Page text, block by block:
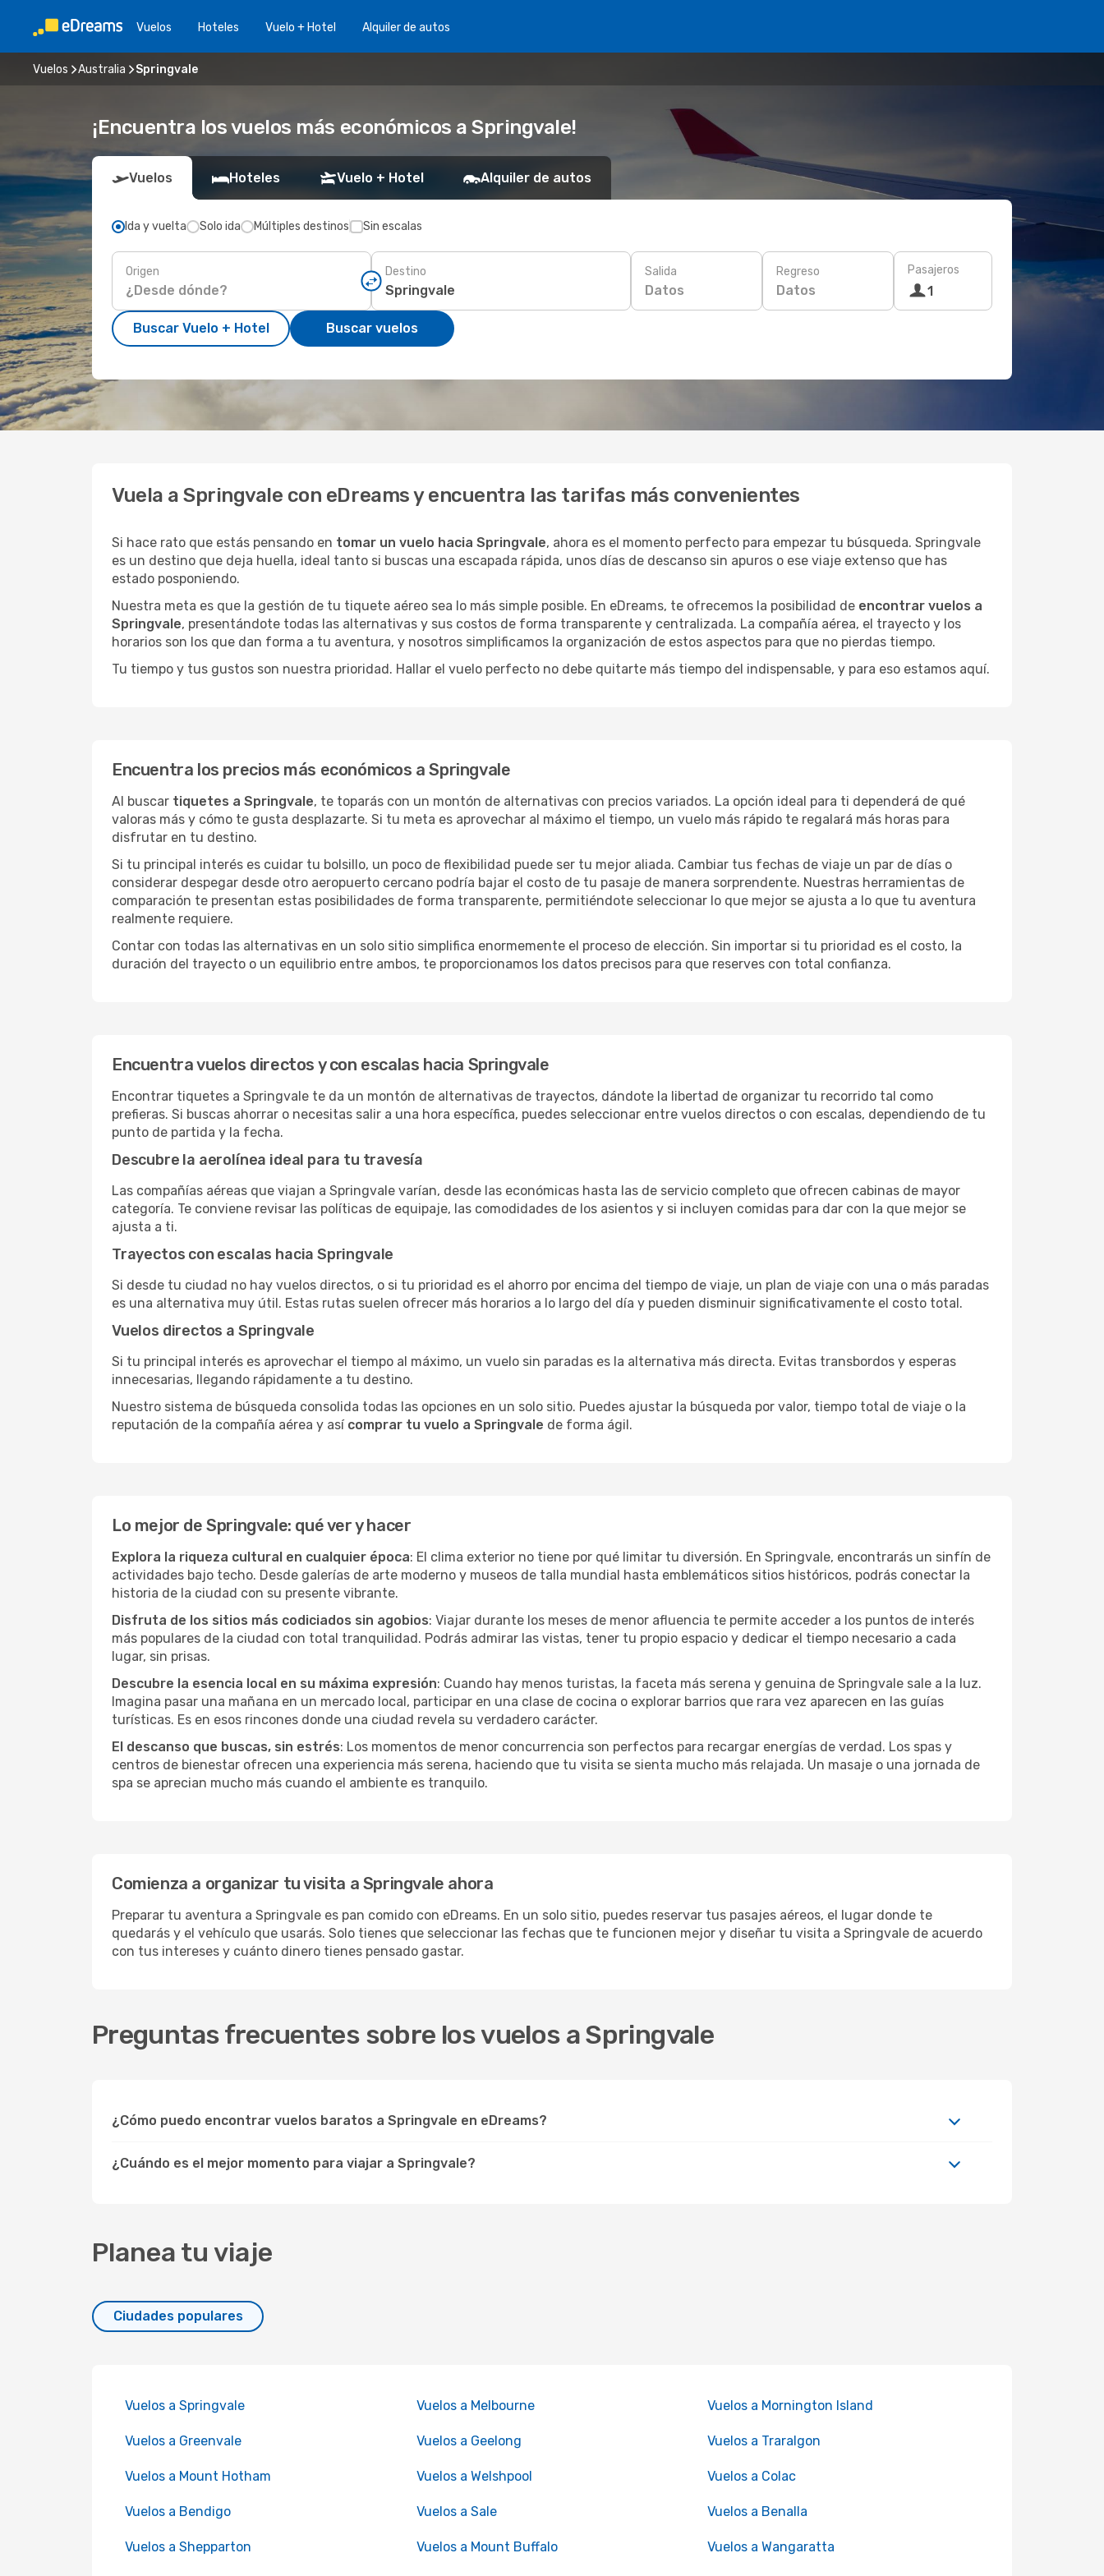
Vuelos Hoteles Vuelo + Hotel Alquiler de autos
Vuelos Australia Springvale
¡Encuentra los vuelos más económicos a Springvale!
Vuelos Hoteles Vuelo + Hotel Alquiler de autos
Ida y vuelta Solo ida Múltiples destinos Sin escalas
Origen Destino Salida
Datos
Regreso
Datos
Pasajeros
1
Buscar Vuelo + Hotel Buscar vuelos
Vuela a Springvale con eDreams y encuentra las tarifas más convenientes
Si hace rato que estás pensando en tomar un vuelo hacia Springvale, ahora es el momento perfecto para empezar tu búsqueda. Springvale
es un destino que deja huella, ideal tanto si buscas una escapada rápida, unos días de descanso sin apuros o ese viaje extenso que has
estado posponiendo.
Nuestra meta es que la gestión de tu tiquete aéreo sea lo más simple posible. En eDreams, te ofrecemos la posibilidad de encontrar vuelos a
Springvale, presentándote todas las alternativas y sus costos de forma transparente y centralizada. La compañía aérea, el trayecto y los
horarios son los que dan forma a tu aventura, y nosotros simplificamos la organización de estos aspectos para que no pierdas tiempo.
Tu tiempo y tus gustos son nuestra prioridad. Hallar el vuelo perfecto no debe quitarte más tiempo del indispensable, y para eso estamos aquí.
Encuentra los precios más económicos a Springvale
Al buscar tiquetes a Springvale, te toparás con un montón de alternativas con precios variados. La opción ideal para ti dependerá de qué
valoras más y cómo te gusta desplazarte. Si tu meta es aprovechar al máximo el tiempo, un vuelo más rápido te regalará más horas para
disfrutar en tu destino.
Si tu principal interés es cuidar tu bolsillo, un poco de flexibilidad puede ser tu mejor aliada. Cambiar tus fechas de viaje un par de días o
considerar despegar desde otro aeropuerto cercano podría bajar el costo de tu pasaje de manera sorprendente. Nuestras herramientas de
comparación te presentan estas posibilidades de forma transparente, permitiéndote seleccionar lo que mejor se ajusta a lo que tu aventura
realmente requiere.
Contar con todas las alternativas en un solo sitio simplifica enormemente el proceso de elección. Sin importar si tu prioridad es el costo, la
duración del trayecto o un equilibrio entre ambos, te proporcionamos los datos precisos para que reserves con total confianza.
Encuentra vuelos directos y con escalas hacia Springvale
Encontrar tiquetes a Springvale te da un montón de alternativas de trayectos, dándote la libertad de organizar tu recorrido tal como
prefieras. Si buscas ahorrar o necesitas salir a una hora específica, puedes seleccionar entre vuelos directos o con escalas, dependiendo de tu
punto de partida y la fecha.
Descubre la aerolínea ideal para tu travesía
Las compañías aéreas que viajan a Springvale varían, desde las económicas hasta las de servicio completo que ofrecen cabinas de mayor
categoría. Te conviene revisar las políticas de equipaje, las comodidades de los asientos y si incluyen comidas para dar con la que mejor se
ajusta a ti.
Trayectos con escalas hacia Springvale
Si desde tu ciudad no hay vuelos directos, o si tu prioridad es el ahorro por encima del tiempo de viaje, un plan de viaje con una o más paradas
es una alternativa muy útil. Estas rutas suelen ofrecer más horarios a lo largo del día y pueden disminuir significativamente el costo total.
Vuelos directos a Springvale
Si tu principal interés es aprovechar el tiempo al máximo, un vuelo sin paradas es la alternativa más directa. Evitas transbordos y esperas
innecesarias, llegando rápidamente a tu destino.
Nuestro sistema de búsqueda consolida todas las opciones en un solo sitio. Puedes ajustar la búsqueda por valor, tiempo total de viaje o la
reputación de la compañía aérea y así comprar tu vuelo a Springvale de forma ágil.
Lo mejor de Springvale: qué ver y hacer
Explora la riqueza cultural en cualquier época: El clima exterior no tiene por qué limitar tu diversión. En Springvale, encontrarás un sinfín de
actividades bajo techo. Desde galerías de arte moderno y museos de talla mundial hasta emblemáticos sitios históricos, podrás conectar la
historia de la ciudad con su presente vibrante.
Disfruta de los sitios más codiciados sin agobios: Viajar durante los meses de menor afluencia te permite acceder a los puntos de interés
más populares de la ciudad con total tranquilidad. Podrás admirar las vistas, tener tu propio espacio y dedicar el tiempo necesario a cada
lugar, sin prisas.
Descubre la esencia local en su máxima expresión: Cuando hay menos turistas, la faceta más serena y genuina de Springvale sale a la luz.
Imagina pasar una mañana en un mercado local, participar en una clase de cocina o explorar barrios que rara vez aparecen en las guías
turísticas. Es en esos rincones donde una ciudad revela su verdadero carácter.
El descanso que buscas, sin estrés: Los momentos de menor concurrencia son perfectos para recargar energías de verdad. Los spas y
centros de bienestar ofrecen una experiencia más serena, haciendo que tu visita se sienta mucho más relajada. Un masaje o una jornada de
spa se aprecian mucho más cuando el ambiente es tranquilo.
Comienza a organizar tu visita a Springvale ahora
Preparar tu aventura a Springvale es pan comido con eDreams. En un solo sitio, puedes reservar tus pasajes aéreos, el lugar donde te
quedarás y el vehículo que usarás. Solo tienes que seleccionar las fechas que te funcionen mejor y diseñar tu visita a Springvale de acuerdo
con tus intereses y cuánto dinero tienes pensado gastar.
Preguntas frecuentes sobre los vuelos a Springvale
¿Cómo puedo encontrar vuelos baratos a Springvale en eDreams?
¿Cuándo es el mejor momento para viajar a Springvale?
Planea tu viaje
Ciudades populares
Vuelos a Springvale Vuelos a Melbourne Vuelos a Mornington Island
Vuelos a Greenvale Vuelos a Geelong Vuelos a Traralgon
Vuelos a Mount Hotham Vuelos a Welshpool Vuelos a Colac
Vuelos a Bendigo Vuelos a Sale Vuelos a Benalla
Vuelos a Shepparton Vuelos a Mount Buffalo Vuelos a Wangaratta